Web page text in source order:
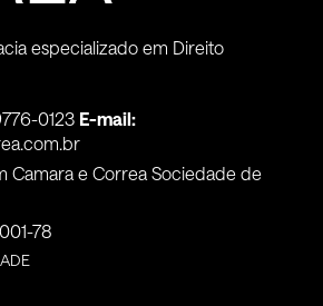
especializado em Direito
0123 E-mail:
Camara e Correa Sociedade de
78